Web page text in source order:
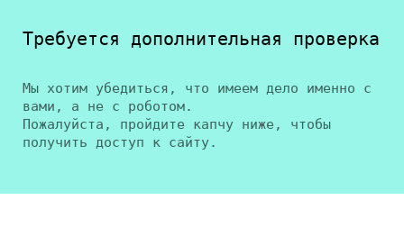
Требуется дополнительная проверка
Мы хотим убедиться, что имеем дело именно с
вами, а не с роботом.
Пожалуйста, пройдите капчу ниже, чтобы
получить доступ к сайту.